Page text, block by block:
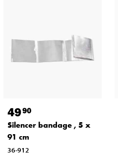
4990
Silencer bandage , 5 x
91 cm
36-912